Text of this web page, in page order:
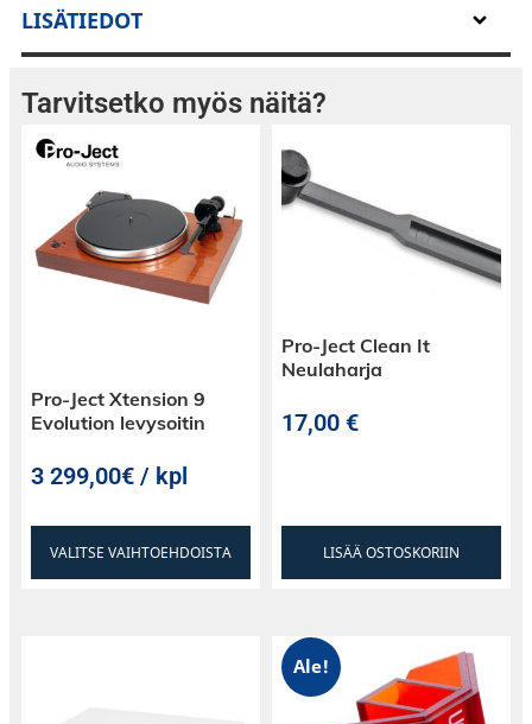
Yhteensopivuus
Sanyo
SanyoMG-17-10
LISÄTIEDOT
Tarvitsetko myös näitä?
Pro-Ject Xtension 9
Evolution levysoitin
3 299,00€ / kpl
VALITSE VAIHTOEHDOISTA
Pro-Ject Clean It
Neulaharja
17,00€
LISÄÄ OSTOSKORIIN
Ale!